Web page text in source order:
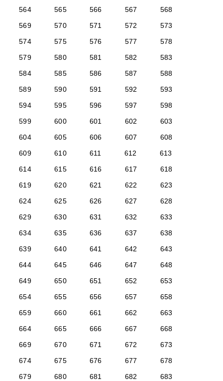
564
565 566 567
568
569
570 571 572
573
574
575 576 577
578
579
580 581 582
583
584
585 586 587
588
589
590 591 592
593
594
595 596 597
598
599
600 601 602
603
604
605 606 607
608
609
610 611 612
613
614
615 616 617
618
619
620 621 622
623
624
625 626 627
628
629
630 631 632
633
634
635 636 637
638
639
640 641 642
643
644
645 646 647
648
649
650 651 652
653
654
655 656 657
658
659
660 661 662
663
664
665 666 667
668
669
670 671 672
673
674
675 676 677
678
679
680 681 682
683